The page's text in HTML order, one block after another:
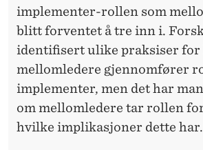
implementer-rollen som
blitt forventet å tre inn i.
identifisert ulike praksiser for
mellomledere gjennomfører
implementer, men det har
om mellomledere tar rollen
hvilke implikasjoner dette har.